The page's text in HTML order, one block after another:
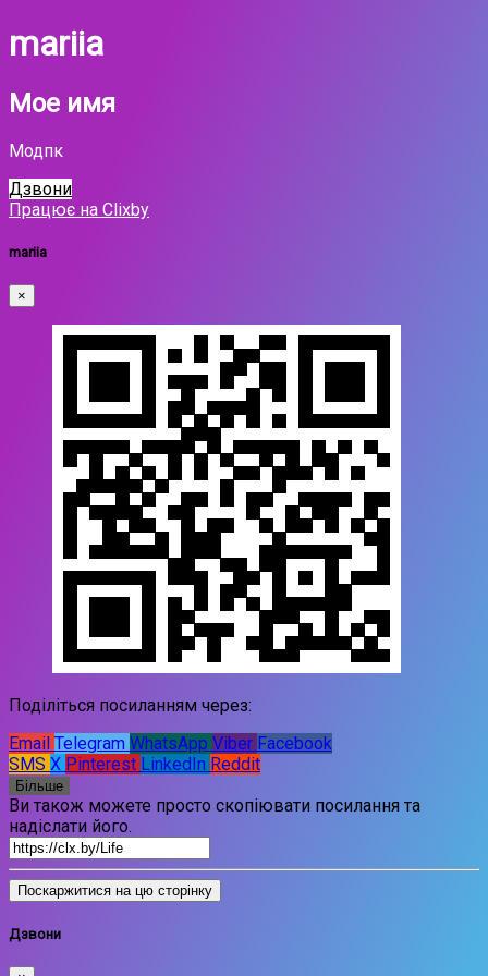
mariia
Мое имя
Модпк
Дзвони
Працює на Clixby
mariia
×
Поділіться посиланням через:
Email Telegram WhatsApp Viber Facebook
SMS X Pinterest LinkedIn Reddit
Більше
Ви також можете просто скопіювати посилання та
надіслати його.
Поскаржитися на цю сторінку
Дзвони